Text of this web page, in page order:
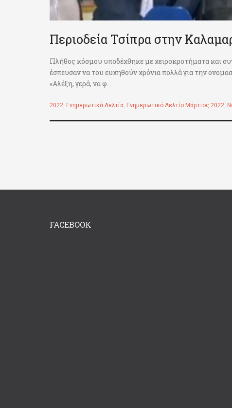
Περιοδεία Τσίπρα στην
Πλήθος κόσμου υποδέχθηκε με χειροκροτήματα και
έσπευσαν να του ευχηθούν χρόνια πολλά για την
«Αλέξη, γερά, να φ ...
2022, Ενημερωτικά Δελτία, Ενημερωτικό Δελτίο Μάρτιος 2022,
FACEBOOK